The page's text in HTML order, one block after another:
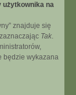
użytkownika na
znajduje się
Tak.
będzie wykazana